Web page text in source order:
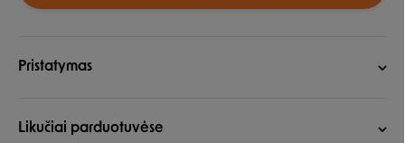
Pristatymas
Likučiai parduotuvėse